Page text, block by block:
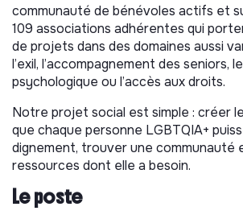
communauté de bénévoles actifs et
109 associations adhérentes qui
de projets dans des domaines aussi
l’exil, l’accompagnement des seniors,
psychologique ou l’accès aux droits.
Notre projet social est simple : créer
que chaque personne LGBTQIA+
dignement, trouver une communauté
ressources dont elle a besoin.
Le poste